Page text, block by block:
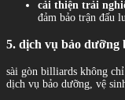
cải thiện trải
đảm bảo trận đấu
5. dịch vụ bảo dưỡng
sài gòn billiards không
dịch vụ bảo dưỡng, vệ